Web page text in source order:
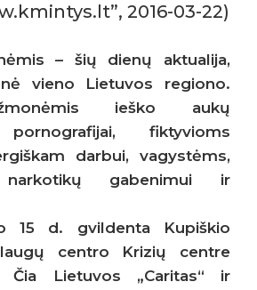
2016-03-22)
– šių dienų aktualija,
vieno Lietuvos regiono.
ieško aukų
fiktyvioms
darbui, vagystėms,
narkotikų gabenimui ir
15 d. gvildenta Kupiškio
centro Krizių centre
Čia Lietuvos „Caritas“ ir